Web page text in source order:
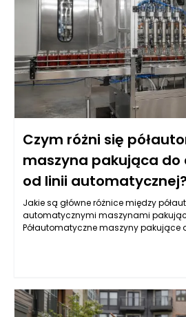
Czym różni się
maszyna pakująca do
od linii automatycznej?
Jakie są główne różnice między
automatycznymi maszynami
Półautomatyczne maszyny pakujące